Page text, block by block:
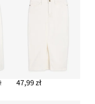
47,99 zł